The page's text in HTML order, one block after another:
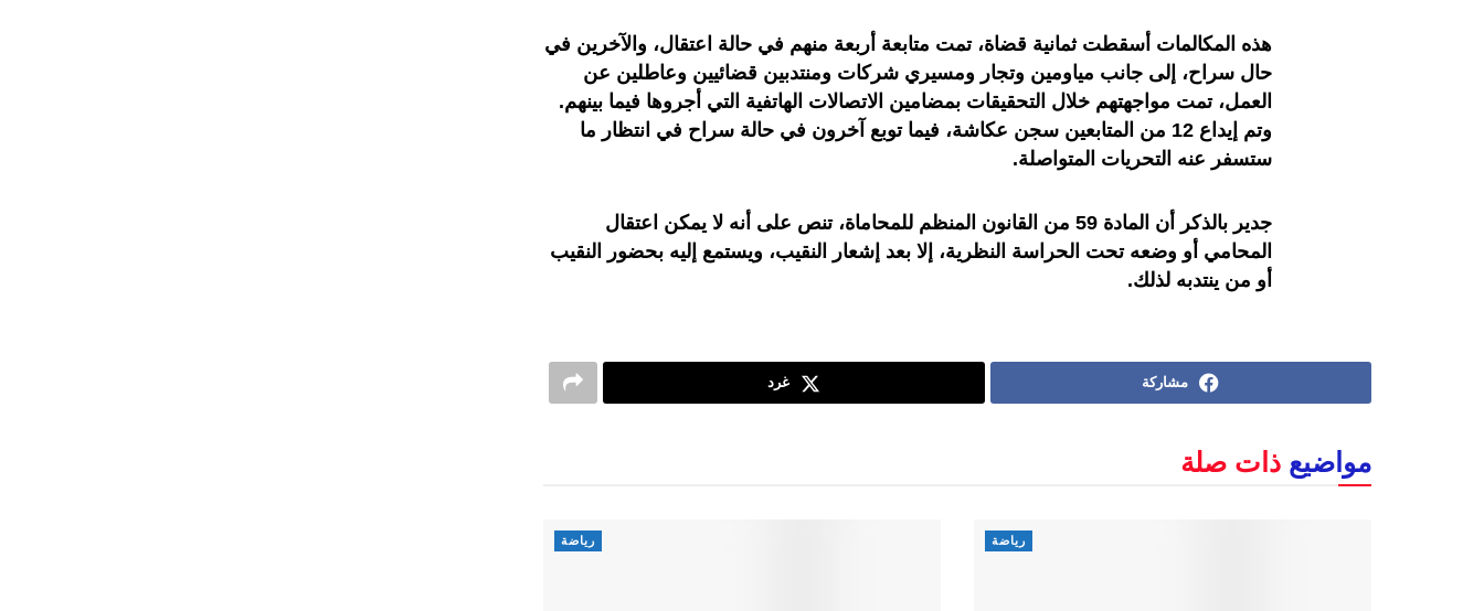
هذه المكالمات أسقطت ثمانية قضاة، تمت متابعة أربعة منهم في حالة اعتقال، والآخرين في
حال سراح، إلى جانب مياومين وتجار ومسيري شركات ومنتدبين قضائيين وعاطلين عن
العمل، تمت مواجهتهم خلال التحقيقات بمضامين الاتصالات الهاتفية التي أجروها فيما بينهم.
وتم إيداع 12 من المتابعين سجن عكاشة، فيما توبع آخرون في حالة سراح في انتظار ما
ستسفر عنه التحريات المتواصلة.
جدير بالذكر أن المادة 59 من القانون المنظم للمحاماة، تنص على أنه لا يمكن اعتقال
المحامي أو وضعه تحت الحراسة النظرية، إلا بعد إشعار النقيب، ويستمع إليه بحضور النقيب
أو من ينتدبه لذلك.
مشاركة غرد
مواضيع ذات صلة
رياضة رياضة